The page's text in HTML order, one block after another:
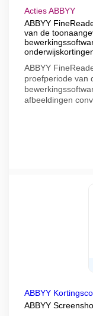
Acties ABBYY
ABBYY
van de
ABBYY
proefperiode van
afbeeldingen
ABBYY
ABBYY